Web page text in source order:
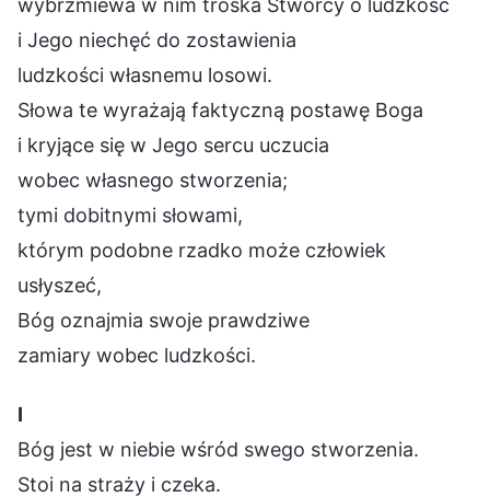
i Jego niechęć do zostawienia
ludzkości własnemu losowi.
Słowa te wyrażają faktyczną postawę Boga
i kryjące się w Jego sercu uczucia
wobec własnego stworzenia;
tymi dobitnymi słowami,
którym podobne rzadko może człowiek
usłyszeć,
Bóg oznajmia swoje prawdziwe
zamiary wobec ludzkości.
Ⅰ
Bóg jest w niebie wśród swego stworzenia.
Stoi na straży i czeka.